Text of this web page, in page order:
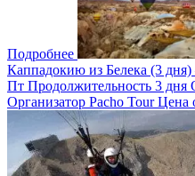
Подробнее
Каппадокию из Белека (3
Пт Продолжительность 3 дня
Организатор Pacho TourЦена